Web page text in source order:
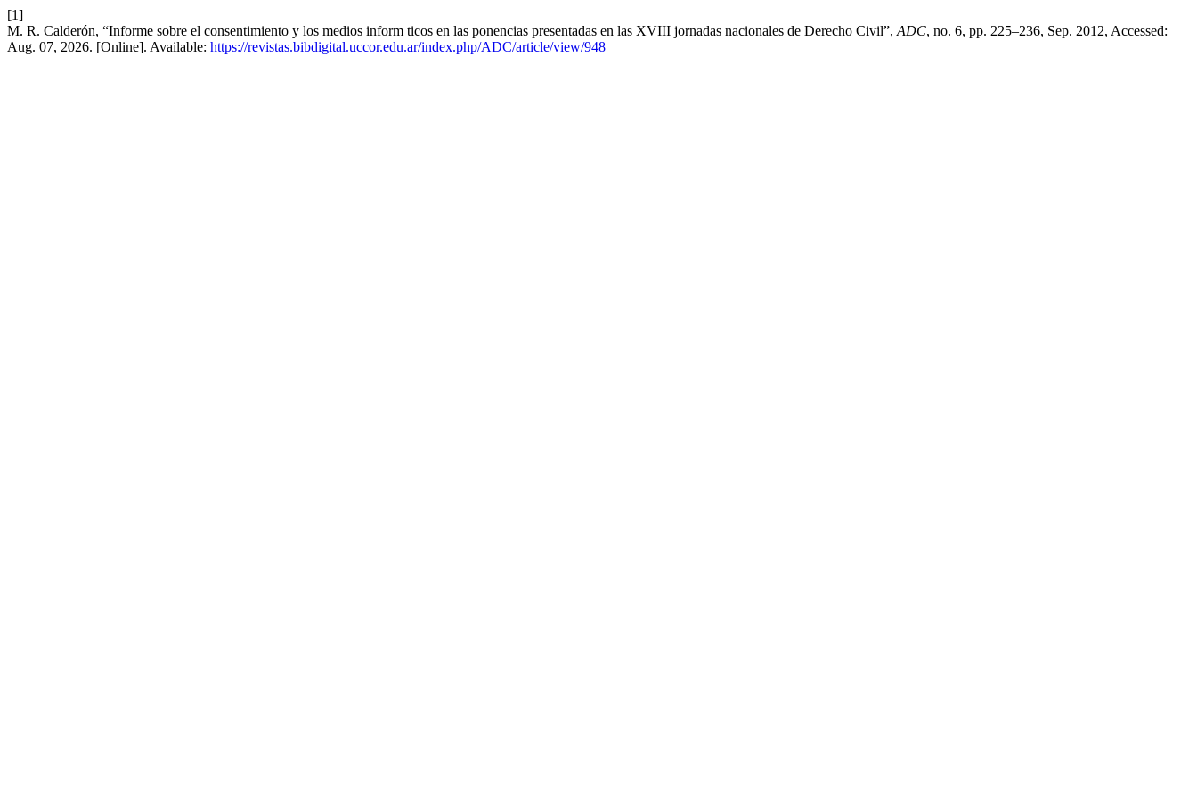
[1]
M. R. Calderón, “Informe sobre el consentimiento y los medios inform ticos en las ponencias presentadas en las XVIII jornadas nacionales de Derecho Civil”, ADC, no. 6, pp. 225–236, Sep. 2012, Accessed:
Aug. 07, 2026. [Online]. Available: https://revistas.bibdigital.uccor.edu.ar/index.php/ADC/article/view/948